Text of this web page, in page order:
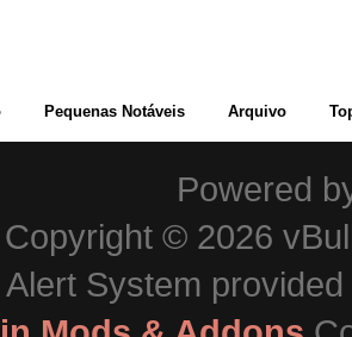
Pequenas Notáveis Arquivo
Powered
Copyright © 2026
Alert System